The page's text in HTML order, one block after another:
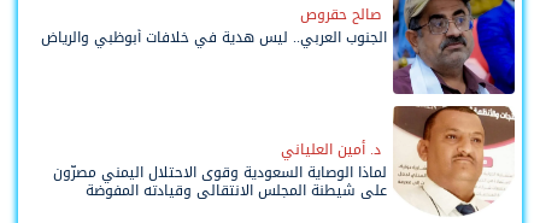
صالح حقروص
الجنوب العربي.. ليس هدية في خلافات أبوظبي والرياض
د. أمين العلياني
لماذا الوصاية السعودية وقوى الاحتلال اليمني مصرّون
على شيطنة المجلس الانتقالي وقيادته المفوضة
وحواضنه الشعبية؟